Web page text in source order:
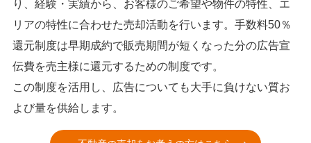
り、経験・実績から、お客様のご希望や物件の特性、エ
リアの特性に合わせた売却活動を行います。手数料50％
還元制度は早期成約で販売期間が短くなった分の広告宣
伝費を売主様に還元するための制度です。
この制度を活用し、広告についても大手に負けない質お
よび量を供給します。